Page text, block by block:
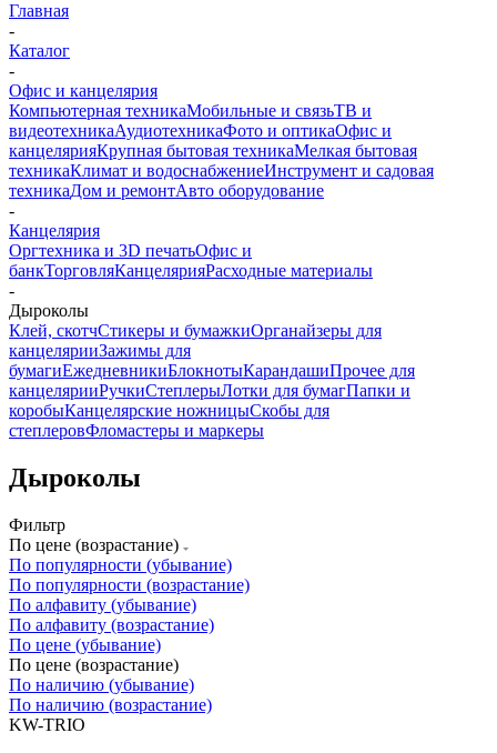
Главная
-
Каталог
-
Офис и канцелярия
Компьютерная техникаМобильные и связьТВ и
видеотехникаАудиотехникаФото и оптикаОфис и
канцелярияКрупная бытовая техникаМелкая бытовая
техникаКлимат и водоснабжениеИнструмент и садовая
техникаДом и ремонтАвто оборудование
-
Канцелярия
Оргтехника и 3D печатьОфис и
банкТорговляКанцелярияРасходные материалы
-
Дыроколы
Клей, скотчСтикеры и бумажкиОрганайзеры для
канцелярииЗажимы для
бумагиЕжедневникиБлокнотыКарандашиПрочее для
канцелярииРучкиСтеплерыЛотки для бумагПапки и
коробыКанцелярские ножницыСкобы для
степлеровФломастеры и маркеры
Дыроколы
Фильтр
По цене (возрастание)
По популярности (убывание)
По популярности (возрастание)
По алфавиту (убывание)
По алфавиту (возрастание)
По цене (убывание)
По цене (возрастание)
По наличию (убывание)
По наличию (возрастание)
KW-TRIO